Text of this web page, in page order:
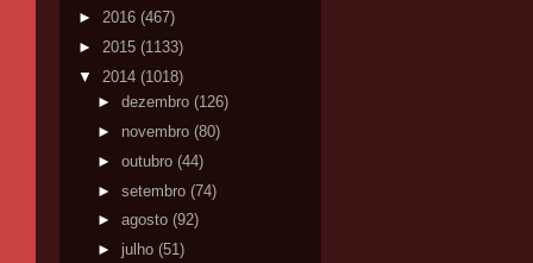
► 2016 (467)
► 2015 (1133)
▼ 2014 (1018)
► dezembro (126)
► novembro (80)
► outubro (44)
► setembro (74)
► agosto (92)
► julho (51)